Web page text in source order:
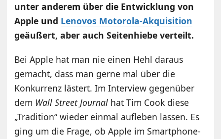
unter anderem über die Entwicklung von
Apple und Lenovos Motorola-Akquisition
geäußert, aber auch Seitenhiebe verteilt.
Bei Apple hat man nie einen Hehl daraus
gemacht, dass man gerne mal über die
Konkurrenz lästert. Im Interview gegenüber
dem Wall Street Journal hat Tim Cook diese
„Tradition“ wieder einmal aufleben lassen. Es
ging um die Frage, ob Apple im Smartphone-